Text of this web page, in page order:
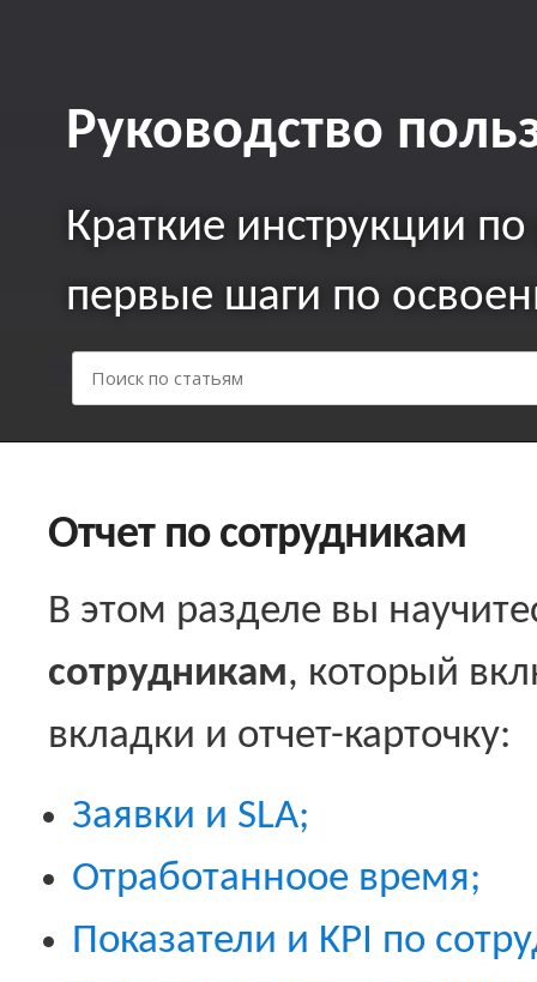
Руководство
Краткие инcтрукции
первые шаги по
Отчет по сотрудникам
В этом разделе вы
сотрудникам, который
вкладки и отчет-карточку:
Заявки и SLA;
Отработанноое время;
Показатели и KPI по